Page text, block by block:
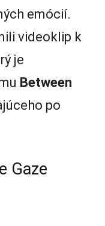
emócií.
videoklip k
je
Between
po
Gaze